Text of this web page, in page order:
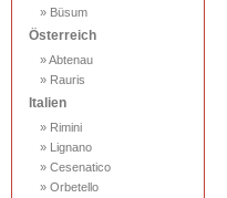
» Büsum
Österreich
» Abtenau
» Rauris
Italien
» Rimini
» Lignano
» Cesenatico
» Orbetello